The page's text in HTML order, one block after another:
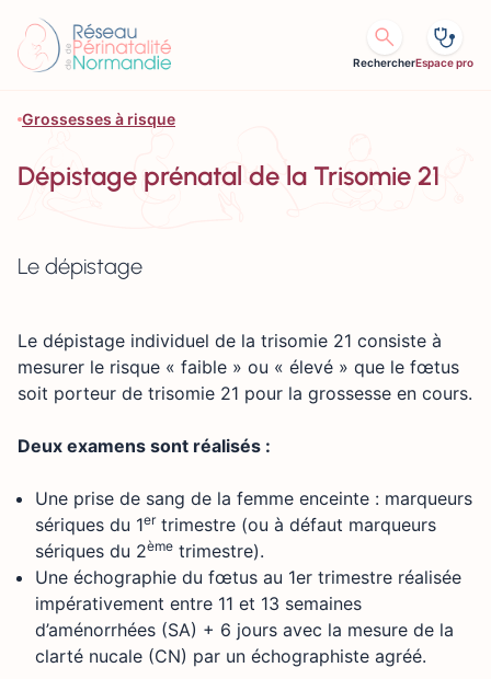
RechercherEspace pro
Grossesses à risque
Dépistage prénatal de la Trisomie 21
Le dépistage
Le dépistage individuel de la trisomie 21 consiste à
mesurer le risque « faible » ou « élevé » que le fœtus
soit porteur de trisomie 21 pour la grossesse en cours.
Deux examens sont réalisés :
Une prise de sang de la femme enceinte : marqueurs
sériques du 1ertrimestre (ou à défaut marqueurs
sériques du 2ème trimestre).
Une échographie du fœtus au 1er trimestre réalisée
impérativement entre 11 et 13 semaines
d’aménorrhées (SA) + 6 jours avec la mesure de la
clarté nucale (CN) par un échographiste agréé.